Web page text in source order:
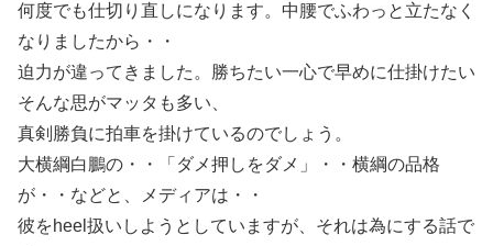
何度でも仕切り直しになります。中腰でふわっと立たなく
なりましたから・・
迫力が違ってきました。勝ちたい一心で早めに仕掛けたい
そんな思がマッタも多い、
真剣勝負に拍車を掛けているのでしょう。
大横綱白鵬の・・「ダメ押しをダメ」・・横綱の品格
が・・などと、メディアは・・
彼をheel扱いしようとしていますが、それは為にする話で